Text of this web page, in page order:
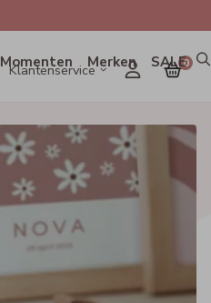
Klantenservice 0
Momenten Merken SALE